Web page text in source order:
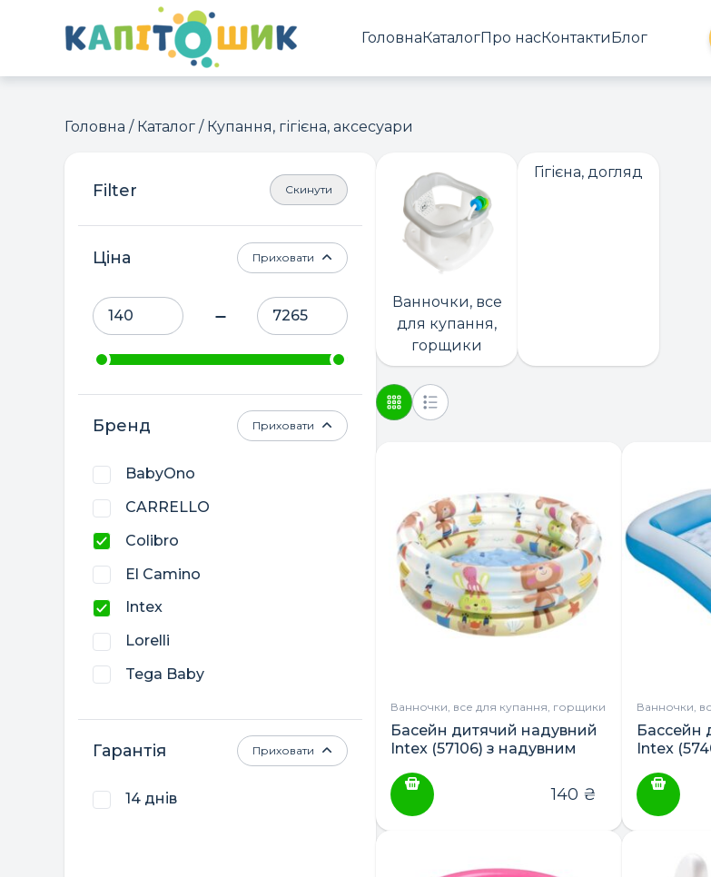
ГоловнаКаталогПро насКонтактиБлог
Головна / Каталог / Купання, гігієна, аксесуари
Скинути
Ціна Приховати
Бренд
BabyOno
CARRELLO
Colibro
El Camino
Intex
Lorelli
Tega Baby
Маленька Соня
Україна
Приховати
Гарантія
14 днів
Приховати
Ванночки, все
для купання,
горщики
Гігієна, догляд
Ванночки, все для купання, горщики
Басейн дитячий надувний
Intex (57106) з надувним
140 ₴
Ванночки,
Бассейн
Intex